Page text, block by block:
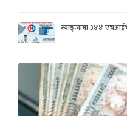
स्याङ्जामा ३४४